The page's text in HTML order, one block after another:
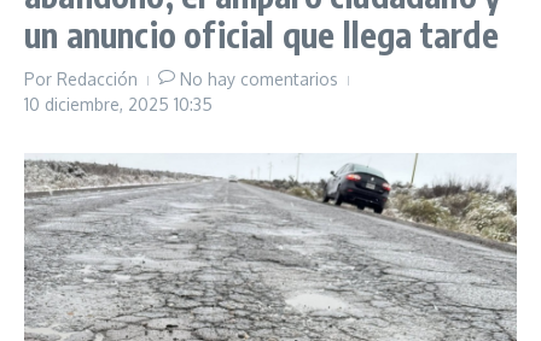
un anuncio oficial que llega tarde
Por Redacción
No hay comentarios
10 diciembre, 2025 10:35